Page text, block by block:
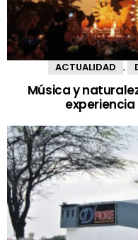
ACTUALIDAD ,
Música y
experiencia